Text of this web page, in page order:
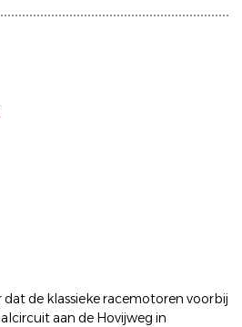
dat de klassieke racemotoren voorbij
aan de Hovijweg in